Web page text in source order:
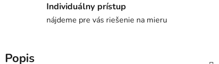
Individuálny prístup
nájdeme pre vás riešenie na mieru
Popis